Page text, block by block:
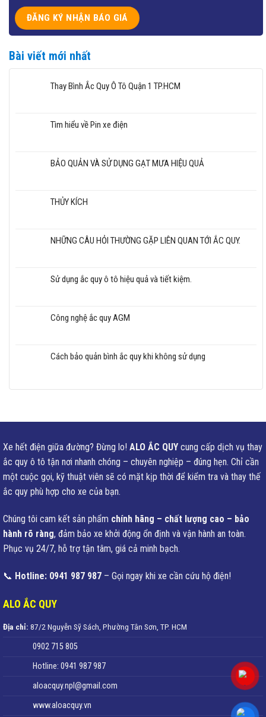
Bài viết mới nhất
Thay Bình Ắc Quy Ô Tô Quận 1 TP.HCM
Tìm hiểu về Pin xe điện
BẢO QUẢN VÀ SỬ DỤNG GẠT MƯA HIỆU QUẢ
THỦY KÍCH
NHỮNG CÂU HỎI THƯỜNG GẶP LIÊN QUAN TỚI ẮC QUY.
Sử dụng ắc quy ô tô hiệu quả và tiết kiệm.
Công nghệ ắc quy AGM
Cách bảo quản bình ắc quy khi không sử dụng
Xe hết điện giữa đường? Đừng lo! ALO ẮC QUY cung cấp dịch vụ thay
ắc quy ô tô tận nơi nhanh chóng – chuyên nghiệp – đúng hẹn. Chỉ cần
một cuộc gọi, kỹ thuật viên sẽ có mặt kịp thời để kiểm tra và thay thế
ắc quy phù hợp cho xe của bạn.
Chúng tôi cam kết sản phẩm chính hãng – chất lượng cao – bảo
hành rõ ràng, đảm bảo xe khởi động ổn định và vận hành an toàn.
Phục vụ 24/7, hỗ trợ tận tâm, giá cả minh bạch.
📞 Hotline: 0941 987 987 – Gọi ngay khi xe cần cứu hộ điện!
ALO ẮC QUY
Địa chỉ: 87/2 Nguyễn Sỹ Sách, Phường Tân Sơn, TP. HCM
0902 715 805
Hotline: 0941 987 987
aloacquy.npl@gmail.com
www.aloacquy.vn